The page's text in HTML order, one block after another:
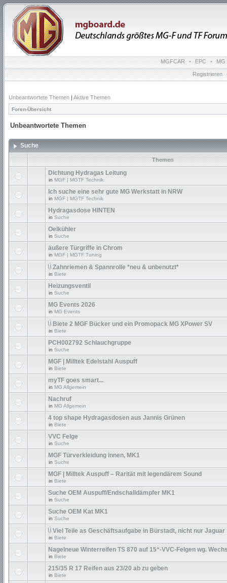
MGFCAR • EPC • MG
Registrieren
Unbeantwortete Themen | Aktive Themen
Foren-Übersicht
Unbeantwortete Themen
Suche
Themen
Dichtung Hydragas Leitung
in MGF | MGTF Technik
Ich suche eine sehr gute MG Werkstatt in NRW
in MGF | MGTF Technik
Hydragasdose HINTEN
in Suche
Oelkühler
in Suche
äußere Türgriffe in Chrom
in MGF | MGTF Tuning
Zahnriemen & Spannrolle *neu & unbenutzt*
in Biete
Heizungsventil
in Suche
MG Events 2026
in MG Events
Biete 2 MGF Bücker und ein Promopack MG XPower SV
in Biete
PCH002792 Schlauchgruppe
in Suche
MGF | Milltek Edelstahl Auspuff
in Biete
myTF goes smart...
in MG Allgemein
Nachruf
in MG Allgemein
4 top shape Hydragasdosen aus Jannis Grünen
in Biete
VVC Felge
in Suche
MGF Türverkleidung innen, MK1
in Suche
MGF | Milltek Auspuff – Rarität mit legendärem Sound
in Biete
Suche OEM Auspuff/Endschalldämpfer MK1
in Suche
Suche OEM Kat MK1
in Suche
Viel Teile as Geschäftsaufgabe in Bürstadt, nicht nur Jaguar
in Biete
Nagelneue Winterreifen TS 870 auf 15“-VVC-Felgen wg.
in Biete
215/35 R 17 Reifen aus 23/20 ab zu geben
in Biete